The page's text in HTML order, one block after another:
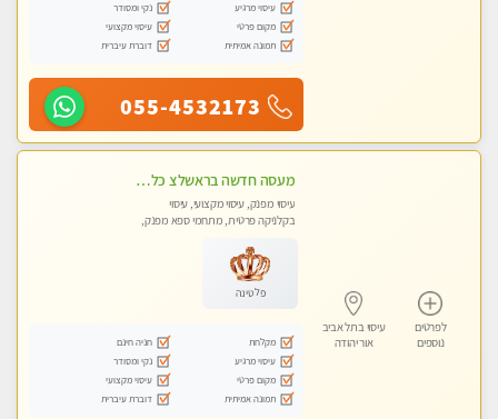
עיסוי מרגיע
נקי ומסודר
מקום פרטי
עיסוי מקצועי
תמונה אמיתית
דוברת עיברית
055-4532173
לפרטים
נוספים
עיסוי בתל אביב
אור יהודה
מעסה חדשה בראשלצ כל סוגי העיסויים מעסה מקצועית ואיכותית פרטי!!!
עיסוי מפנק, עיסוי מקצועי, עיסוי
בקלניקה פרטית, מתחמי ספא מפנק,
פלטינה
מקלחת
חניה חינם
עיסוי מרגיע
נקי ומסודר
מקום פרטי
עיסוי מקצועי
תמונה אמיתית
דוברת עיברית